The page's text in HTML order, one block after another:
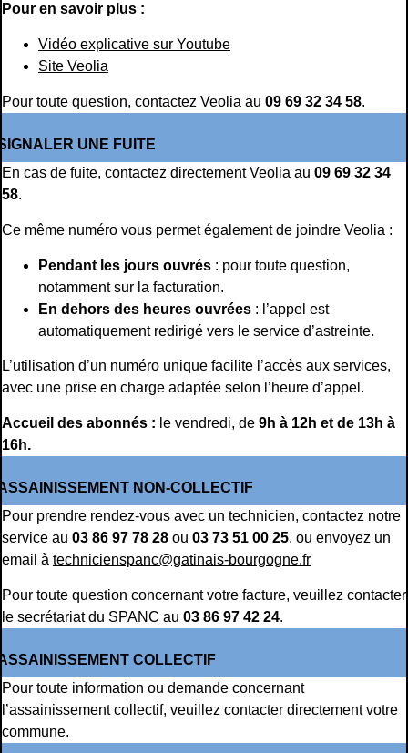
Pour en savoir plus :
Vidéo explicative sur Youtube
Site Veolia
Pour toute question, contactez Veolia au 09 69 32 34 58.
UNE FUITE
En cas de fuite, contactez directement Veolia au 09 69 32 34
58.
Ce même numéro vous permet également de joindre Veolia :
Pendant les jours ouvrés : pour toute question,
notamment sur la facturation.
En dehors des heures ouvrées : l’appel est
automatiquement redirigé vers le service d’astreinte.
L’utilisation d’un numéro unique facilite l’accès aux services,
avec une prise en charge adaptée selon l’heure d’appel.
Accueil des abonnés : le vendredi, de 9h à 12h et de 13h à
16h.
NON-COLLECTIF
Pour prendre rendez-vous avec un technicien, contactez notre
service au 03 86 97 78 28 ou 03 73 51 00 25, ou envoyez un
email à technicienspanc@gatinais-bourgogne.fr
Pour toute question concernant votre facture, veuillez contacter
le secrétariat du SPANC au 03 86 97 42 24.
COLLECTIF
Pour toute information ou demande concernant
l’assainissement collectif, veuillez contacter directement votre
commune.